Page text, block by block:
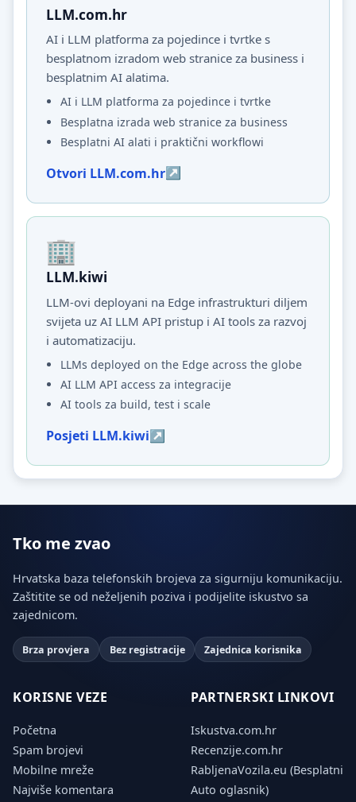
LLM.com.hr
AI i LLM platforma za pojedince i tvrtke s
besplatnom izradom web stranice za business i
besplatnim AI alatima.
AI i LLM platforma za pojedince i tvrtke
Besplatna izrada web stranice za business
Besplatni AI alati i praktični workflowi
Otvori LLM.com.hr
LLM.kiwi
LLM-ovi deployani na Edge infrastrukturi diljem
svijeta uz AI LLM API pristup i AI tools za razvoj
i automatizaciju.
LLMs deployed on the Edge across the globe
AI LLM API access za integracije
AI tools za build, test i scale
Posjeti LLM.kiwi
Tko me zvao
Hrvatska baza telefonskih brojeva za sigurniju komunikaciju.
Zaštitite se od neželjenih poziva i podijelite iskustvo sa
zajednicom.
Brza provjera Bez registracije Zajednica korisnika
KORISNE VEZE
Početna
Spam brojevi
Mobilne mreže
Najviše komentara
PARTNERSKI LINKOVI
Iskustva.com.hr
Recenzije.com.hr
RabljenaVozila.eu (Besplatni
Auto oglasnik)